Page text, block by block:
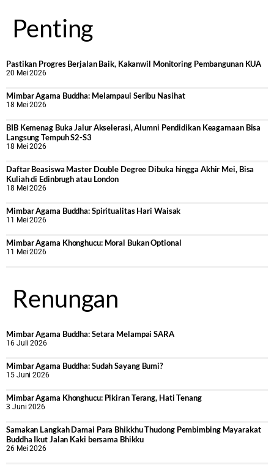
Penting
Pastikan Progres Berjalan Baik, Kakanwil Monitoring Pembangunan KUA
20 Mei 2026
Mimbar Agama Buddha: Melampaui Seribu Nasihat
18 Mei 2026
BIB Kemenag Buka Jalur Akselerasi, Alumni Pendidikan Keagamaan Bisa
Langsung Tempuh S2-S3
18 Mei 2026
Daftar Beasiswa Master Double Degree Dibuka hingga Akhir Mei, Bisa
Kuliah di Edinbrugh atau London
18 Mei 2026
Mimbar Agama Buddha: Spiritualitas Hari Waisak
11 Mei 2026
Mimbar Agama Khonghucu: Moral Bukan Optional
11 Mei 2026
Renungan
Mimbar Agama Buddha: Setara Melampai SARA
16 Juli 2026
Mimbar Agama Buddha: Sudah Sayang Bumi?
15 Juni 2026
Mimbar Agama Khonghucu: Pikiran Terang, Hati Tenang
3 Juni 2026
Samakan Langkah Damai Para Bhikkhu Thudong Pembimbing Mayarakat
Buddha Ikut Jalan Kaki bersama Bhikku
26 Mei 2026